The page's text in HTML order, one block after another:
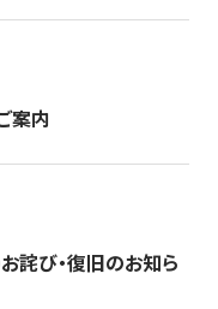
案内
詫び・復旧のお知ら